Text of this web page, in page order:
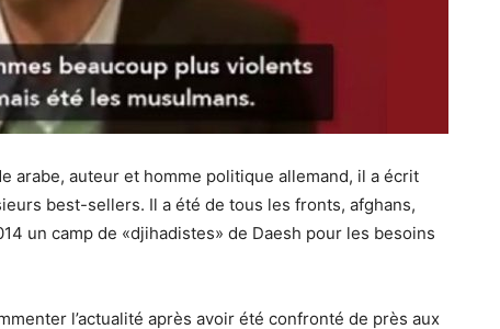
arabe, auteur et homme politique allemand, il a écrit
best-sellers. Il a été de tous les fronts, afghans,
un camp de «djihadistes» de Daesh pour les besoins
l’actualité après avoir été confronté de près aux